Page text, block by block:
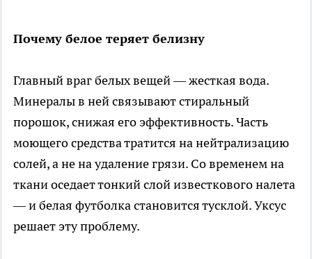
Почему белое теряет белизну
Главный враг белых вещей — жесткая вода.
Минералы в ней связывают стиральный
порошок, снижая его эффективность. Часть
моющего средства тратится на нейтрализацию
солей, а не на удаление грязи. Со временем на
ткани оседает тонкий слой известкового налета
— и белая футболка становится тусклой. Уксус
решает эту проблему.